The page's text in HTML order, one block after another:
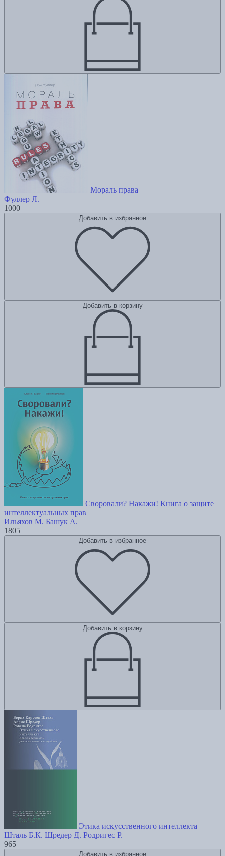
Мораль права
Фуллер Л.
1000
Добавить в избранное
Добавить в корзину
Своровали? Накажи! Книга о защите
интеллектуальных прав
Ильяхов М. Башук А.
1805
Добавить в избранное
Добавить в корзину
Этика искусственного интеллекта
Шталь Б.К. Шредер Д. Родригес Р.
965
Добавить в избранное